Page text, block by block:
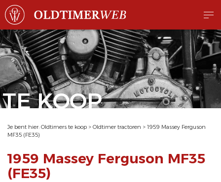
TE KOOP
Je bent hier: Oldtimers te koop > Oldtimer tractoren > 1959 Massey Ferguson
MF35 (FE35)
1959 Massey Ferguson MF35
(FE35)